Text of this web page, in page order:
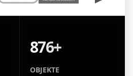
876+
OBJEKTE